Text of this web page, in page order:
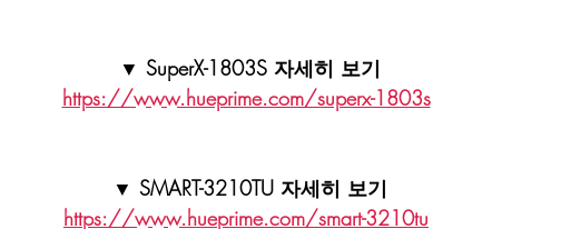
▼ SuperX-1803S 자세히 보기
https://www.hueprime.com/superx-1803s
▼ SMART-3210TU 자세히 보기
https://www.hueprime.com/smart-3210tu